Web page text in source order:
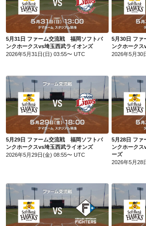
5月31日 ファーム交流戦 福岡ソフトバンクホークスvs埼玉西武ライオンズ
5月31日 ファーム交流戦 福岡ソフトバ
ンクホークスvs埼玉西武ライオンズ
2026年5月31日(日) 03:55〜 UTC
5月30日 フ
ンクホーク
2026年5月30
5月29日 ファーム交流戦 福岡ソフトバンクホークスvs埼玉西武ライオンズ
5月29日 ファーム交流戦 福岡ソフトバ
ンクホークスvs埼玉西武ライオンズ
2026年5月29日(金) 08:55〜 UTC
5月28日 フ
ンクホークス
ーズ
2026年5月28
5月27日 ファーム交流戦 福岡ソフトバンクホークスvs北海道日本ハムファイターズ